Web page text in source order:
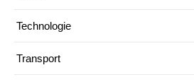
Technologie
Transport